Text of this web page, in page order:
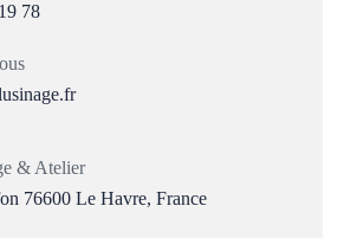
78
& Atelier
76600 Le Havre, France